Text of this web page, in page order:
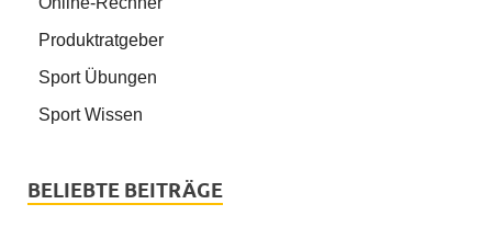
Produktratgeber
Sport Übungen
Sport Wissen
BELIEBTE BEITRÄGE